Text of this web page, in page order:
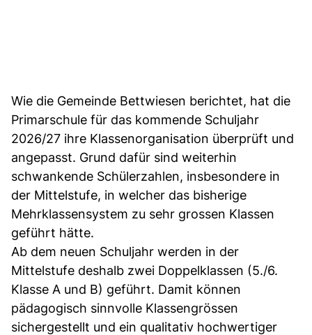
Wie die Gemeinde Bettwiesen berichtet, hat die
Primarschule für das kommende Schuljahr
2026/27 ihre Klassenorganisation überprüft und
angepasst. Grund dafür sind weiterhin
schwankende Schülerzahlen, insbesondere in
der Mittelstufe, in welcher das bisherige
Mehrklassensystem zu sehr grossen Klassen
geführt hätte.
Ab dem neuen Schuljahr werden in der
Mittelstufe deshalb zwei Doppelklassen (5./6.
Klasse A und B) geführt. Damit können
pädagogisch sinnvolle Klassengrössen
sichergestellt und ein qualitativ hochwertiger